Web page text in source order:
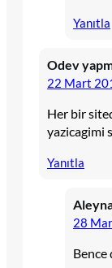
Yanıtla
Odev
22 Mart
Her bir
yazicagimi
Yanıtla
28
Bence